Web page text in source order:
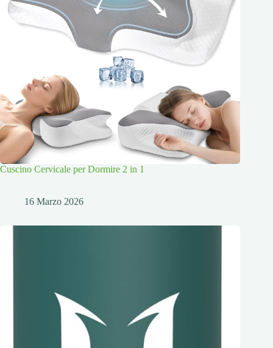
Cuscino Cervicale per Dormire 2 in 1
16 Marzo 2026